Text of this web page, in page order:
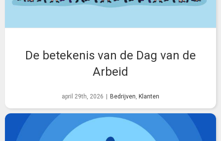
De betekenis van de Dag van de
Arbeid
april 29th, 2026 Bedrijven, Klanten